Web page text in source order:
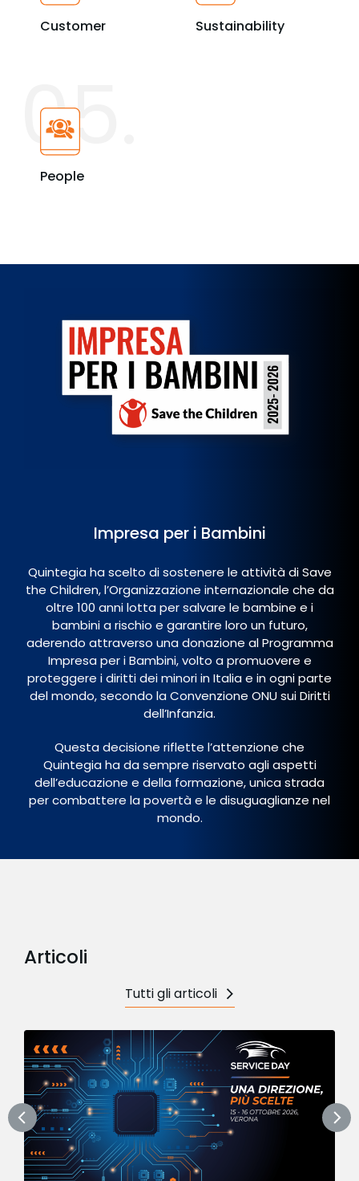
Customer Sustainability
05.
People
Impresa per i Bambini
Quintegia ha scelto di sostenere le attività di Save
the Children, l’Organizzazione internazionale che da
oltre 100 anni lotta per salvare le bambine e i
bambini a rischio e garantire loro un futuro,
aderendo attraverso una donazione al Programma
Impresa per i Bambini, volto a promuovere e
proteggere i diritti dei minori in Italia e in ogni parte
del mondo, secondo la Convenzione ONU sui Diritti
dell’Infanzia.
Questa decisione riflette l’attenzione che
Quintegia ha da sempre riservato agli aspetti
dell’educazione e della formazione, unica strada
per combattere la povertà e le disuguaglianze nel
mondo.
Articoli
Tutti gli articoli